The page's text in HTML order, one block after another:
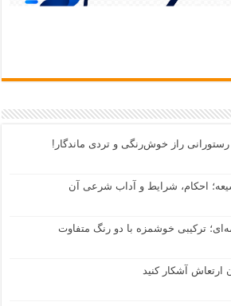
راز خوش‌رنگی و تردی ماندگار!
احکام، شرایط و آداب شرعی آن
ترکیبی خوشمزه با دو رنگ متفاوت
ارتعاش آشکار کنید